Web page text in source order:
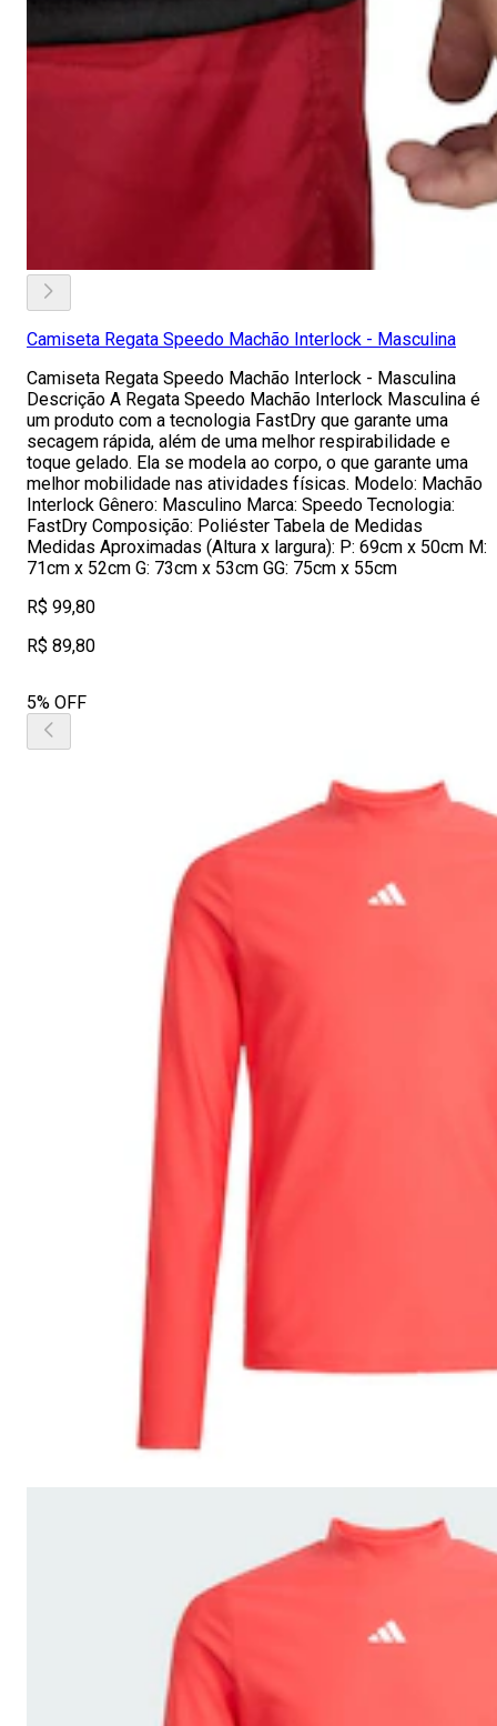
Camiseta Regata Speedo Machão Interlock - Masculina
Camiseta Regata Speedo Machão Interlock - Masculina
Descrição A Regata Speedo Machão Interlock Masculina é
um produto com a tecnologia FastDry que garante uma
secagem rápida, além de uma melhor respirabilidade e
toque gelado. Ela se modela ao corpo, o que garante uma
melhor mobilidade nas atividades físicas. Modelo: Machão
Interlock Gênero: Masculino Marca: Speedo Tecnologia:
FastDry Composição: Poliéster Tabela de Medidas
Medidas Aproximadas (Altura x largura): P: 69cm x 50cm M:
71cm x 52cm G: 73cm x 53cm GG: 75cm x 55cm
R$ 99,80
R$ 89,80
5% OFF